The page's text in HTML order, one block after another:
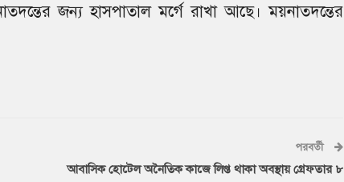
জন্য হাসপাতাল মর্গে রাখা আছে। ময়নাতদন্তের
পরবর্তী
আবাসিক হোটেল অনৈতিক কাজে লিপ্ত থাকা অবস্থায় গ্রেফতার ৮